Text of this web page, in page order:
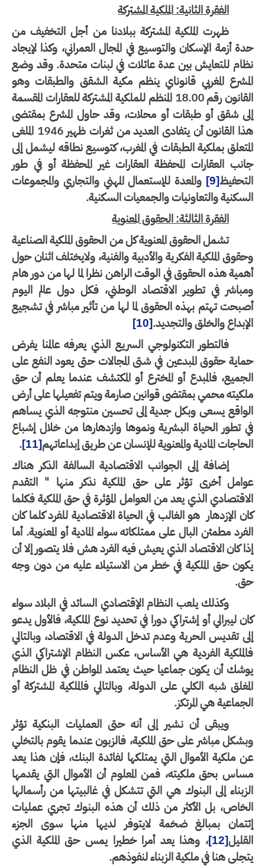
الفقرة الثانية: الملكية المشتركة
ظهرت الملكية المشتركة ببلادنا من أجل التخفيف من
أزمة الإسكان والتوسيع في المجال العمراني، وكذا لإيجاد
للتعايش بين عدة عائلات في لبنات متحدة. وقد وضع
المغربي قانوناي ينظم مكية الشقق والطبقات وهو
رقم18.00المنظم للملكية المشتركة للعقارات المقسمة
شقق أو طبقات أو محلات، وقد حاول المشرع بمقتضى
هذا القانون أن يتفادى العديد من ثغرات ظهير 1946 الملغى
بملكية الطبقات في المغرب، كتوسيع نطاقه ليشمل إلى
العقارات المحفظة العقارات غير المحفظة أو في طور
[9]والمعدة للإستعمال المهني والتجاري والمجموعات
والتعاونيات والجمعيات السكنية.
الفقرة الثالثة: الحقوق المعنوية
تشمل الحقوق المعنوية كل من الحقوق الملكية الصناعية
الملكية الفكرية والأدبية والفنية، ولايختلف اثنان حول
هذه الحقوق في الوقت الراهن نظرا لما لها من دور هام
في تطوير الاقتصاد الوطني، فكل دول عالم اليوم
تهتم بهذه الحقوق لما لها من تأثير مباشر في تشجيع
والخلق والتجديد.[10]
فالتطور التكنولوجي السريع الذي يعرفه عالمنا يفرض
حقوق المبدعين في شتى المجالات حتى يعود النفع على
فالمبدع أو المخترع أو المكتشف عندما يعلم أن حق
محمي بمقتضى قوانين صارمة ويتم تفعيلها على أرض
يسعى وبكل جدية إلى تحسين منتوجه الذي يساهم
تطور الحياة البشرية ونموها وازدهارها من خلال إشباع
المادية والمعنوية للإنسان عن طريق إبداعاتهم[11]
.
إضافة إلى الجوانب الاقتصادية السالفة الذكر هناك
أخرى تؤثر على حق الملكية نذكر منها " التقدم
الذي يعد من العوامل المؤثرة في حق الملكية فكلما
الإزدهار هو الغالب في الحياة الاقتصادية للفرد كلما كان
مطمئن البال على ممتلكاته سواء المادية أو المعنوية. أما
كان الاقتصاد الذي يعيش فيه الفرد هش فلا يتصور إلا أن
حق الملكية في خطر من الاستيلاء عليه من دون وجه
وكذلك يلعب النظام الإقتصادي السائد في البلاد سواء
ليبرالي أو إشتراكي دورا في تحديد نوع الملكية، فالأول يدعو
تقديس الحرية وعدم تدخل الدولة في الاقتصاد، وبالتالي
الفردية هي الأساس، عكس النظام الإشتراكي الذي
أن يكون جماعيا حيث يعتمد المواطن في ظل النظام
شبه الكلي على الدولة، وبالتالي فالملكية المشتركة أو
هي المرتكز.
ويبقى أن نشير إلى أنه حتى العمليات البنكية تؤثر
مباشر على حق الملكية، فالزبون عندما يقوم بالتخلي
ملكية الأموال التي يمتلكها لفائدة البنك، فإن هذا يعد
بحق ملكيته، فمن المعلوم أن الأموال التي يقدمها
إلى البنوك هي التي تتشكل في غالبيتها من رأسمالها
بل الأكثر من ذلك أن هذه البنوك تجري عمليات
بمبالغ ضخمة لايتوفر لديها منها سوى الجزء
[12]، وهذا يعد أمرا خطيرا يمس حق الملكية الذي
هنا في ملكية الزبناء لنفوذهم.